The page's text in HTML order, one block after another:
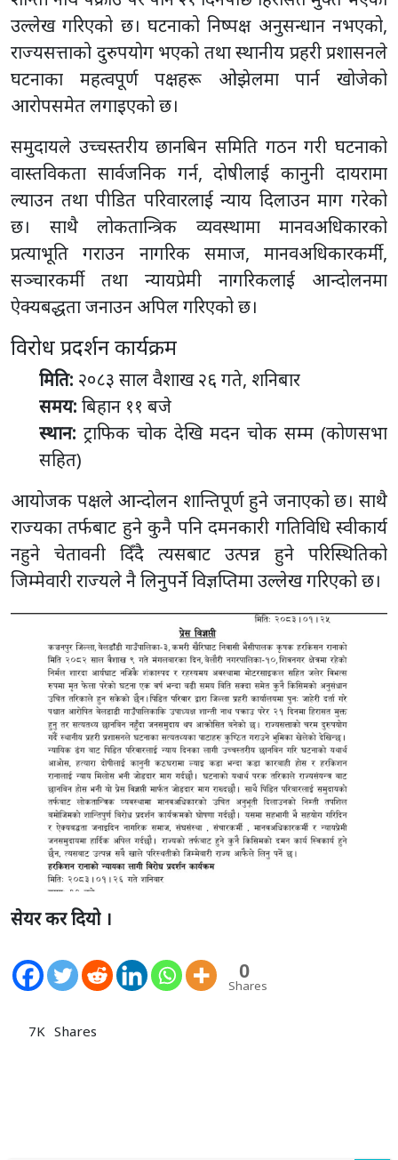
उल्लेख गरिएको छ। घटनाको निष्पक्ष अनुसन्धान नभएको,
राज्यसत्ताको दुरुपयोग भएको तथा स्थानीय प्रहरी प्रशासनले
घटनाका महत्वपूर्ण पक्षहरू ओझेलमा पार्न खोजेको
आरोपसमेत लगाइएको छ।
समुदायले उच्चस्तरीय छानबिन समिति गठन गरी घटनाको
वास्तविकता सार्वजनिक गर्न, दोषीलाई कानुनी दायरामा
ल्याउन तथा पीडित परिवारलाई न्याय दिलाउन माग गरेको
छ। साथै लोकतान्त्रिक व्यवस्थामा मानवअधिकारको
प्रत्याभूति गराउन नागरिक समाज, मानवअधिकारकर्मी,
सञ्चारकर्मी तथा न्यायप्रेमी नागरिकलाई आन्दोलनमा
ऐक्यबद्धता जनाउन अपिल गरिएको छ।
विरोध प्रदर्शन कार्यक्रम
मिति: २०८३ साल वैशाख २६ गते, शनिबार
समय: बिहान ११ बजे
स्थान: ट्राफिक चोक देखि मदन चोक सम्म (कोणसभा
सहित)
आयोजक पक्षले आन्दोलन शान्तिपूर्ण हुने जनाएको छ। साथै
राज्यका तर्फबाट हुने कुनै पनि दमनकारी गतिविधि स्वीकार्य
नहुने चेतावनी दिँदै त्यसबाट उत्पन्न हुने परिस्थितिको
जिम्मेवारी राज्यले नै लिनुपर्ने विज्ञप्तिमा उल्लेख गरिएको छ।
सेयर कर दियो ।
0
Shares
7K Shares